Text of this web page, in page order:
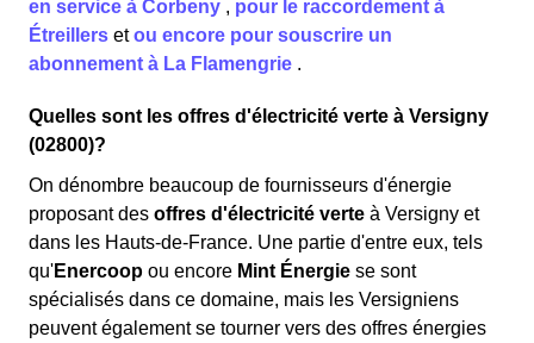
en service à Corbeny , pour le raccordement à
Étreillers etou encore pour souscrire un
abonnement à La Flamengrie .
Quelles sont les offres d'électricité verte à Versigny
(02800)?
On dénombre beaucoup de fournisseurs d'énergie
proposant des offres d'électricité verte à Versigny et
dans les Hauts-de-France. Une partie d'entre eux, tels
qu'Enercoop ou encore Mint Énergie se sont
spécialisés dans ce domaine, mais les Versigniens
peuvent également se tourner vers des offres énergies